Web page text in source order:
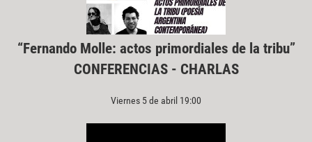
“Fernando Molle: actos primordiales de la tribu”
CONFERENCIAS - CHARLAS
Viernes 5 de abril 19:00